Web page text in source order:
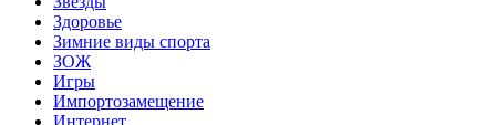
Здоровье
Зимние виды спорта
ЗОЖ
Игры
Импортозамещение